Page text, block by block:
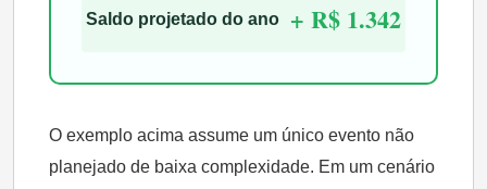
Saldo projetado do ano + R$ 1.342
O exemplo acima assume um único evento não
planejado de baixa complexidade. Em um cenário